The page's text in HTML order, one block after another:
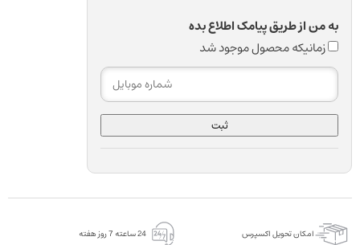
به من از طریق پیامک اطلاع بده
زمانیکه محصول موجود شد
ثبت
امکان تحویل اکسپرس 24 ساعته 7 روز هفته